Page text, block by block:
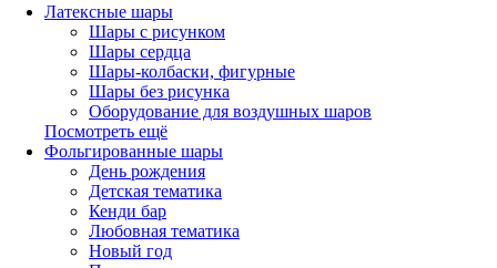
Латексные шары
Шары с рисунком
Шары сердца
Шары-колбаски, фигурные
Шары без рисунка
Оборудование для воздушных шаров
Посмотреть ещё
Фольгированные шары
День рождения
Детская тематика
Кенди бар
Любовная тематика
Новый год